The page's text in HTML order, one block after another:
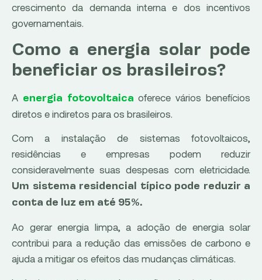
crescimento da demanda interna e dos incentivos
governamentais.
Como a energia solar pode
beneficiar os brasileiros?
A energia fotovoltaica oferece vários benefícios
diretos e indiretos para os brasileiros.
Com a instalação de sistemas fotovoltaicos,
residências e empresas podem reduzir
consideravelmente suas despesas com eletricidade.
Um sistema residencial típico pode reduzir a
conta de luz em até 95%.
Ao gerar energia limpa, a adoção de energia solar
contribui para a redução das emissões de carbono e
ajuda a mitigar os efeitos das mudanças climáticas.